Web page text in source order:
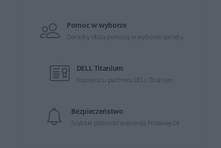
Pomoc w wyborze
Doradcy służą pomocą w wyborze sprzętu
DELL Titanium
Kupujesz u partnera DELL Titanium
Bezpieczeństwo
Szybkie płatności wspierają Przelewy24